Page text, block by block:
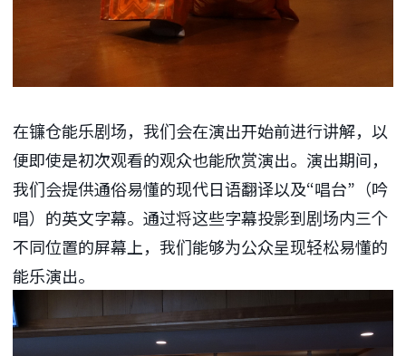
在镰仓能乐剧场，我们会在演出开始前进行讲解，以
便即使是初次观看的观众也能欣赏演出。演出期间，
我们会提供通俗易懂的现代日语翻译以及“唱台”（吟
唱）的英文字幕。通过将这些字幕投影到剧场内三个
不同位置的屏幕上，我们能够为公众呈现轻松易懂的
能乐演出。